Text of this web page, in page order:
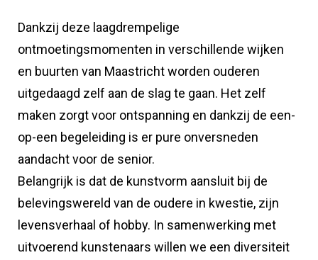
Dankzij deze laagdrempelige
ontmoetingsmomenten in verschillende wijken
en buurten van Maastricht worden ouderen
uitgedaagd zelf aan de slag te gaan. Het zelf
maken zorgt voor ontspanning en dankzij de een-
op-een begeleiding is er pure onversneden
aandacht voor de senior.
Belangrijk is dat de kunstvorm aansluit bij de
belevingswereld van de oudere in kwestie, zijn
levensverhaal of hobby. In samenwerking met
uitvoerend kunstenaars willen we een diversiteit